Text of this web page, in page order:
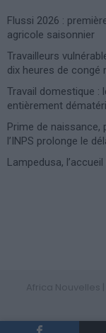
Flussi 2026 :
agricole saisonnier
Travailleurs
dix heures de congé
Travail domestique :
entièrement
Prime de naissance,
l’INPS prolonge le
Lampedusa,